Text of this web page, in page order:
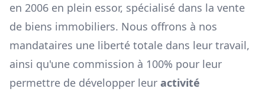
en 2006 en plein essor, spécialisé dans la vente
de biens immobiliers. Nous offrons à nos
mandataires une liberté totale dans leur travail,
ainsi qu'une commission à 100% pour leur
permettre de développer leur activité